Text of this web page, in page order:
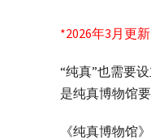
*2026年3月更新
“纯真”也需要
是纯真博物馆要
《纯真博物馆